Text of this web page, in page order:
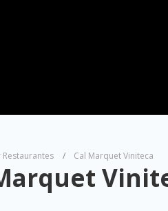
Restaurantes Cal Marquet Viniteca